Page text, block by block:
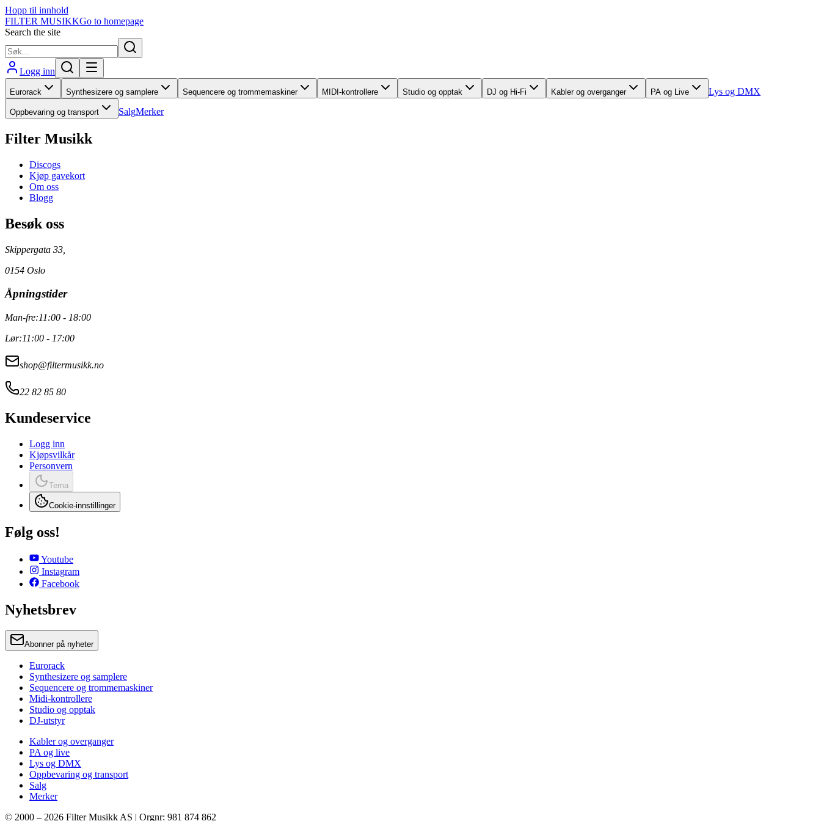
Hopp til innhold
FILTER MUSIKKGo to homepage
Search the site
Logg inn
Eurorack Synthesizere og samplere Sequencere og trommemaskiner MIDI-kontrollere Studio og opptak DJ og Hi-Fi Kabler og overganger PA og Live Lys og DMX
Oppbevaring og transport SalgMerker
Filter Musikk
Discogs
Kjøp gavekort
Om oss
Blogg
Besøk oss
Skippergata 33,
0154 Oslo
Åpningstider
Man-fre:11:00 - 18:00
Lør:11:00 - 17:00
shop@filtermusikk.no
22 82 85 80
Kundeservice
Logg inn
Kjøpsvilkår
Personvern
Tema
Cookie-innstillinger
Følg oss!
Youtube
Instagram
Facebook
Nyhetsbrev
Abonner på nyheter
Eurorack
Synthesizere og samplere
Sequencere og trommemaskiner
Midi-kontrollere
Studio og opptak
DJ-utstyr
Kabler og overganger
PA og live
Lys og DMX
Oppbevaring og transport
Salg
Merker
© 2000 – 2026 Filter Musikk AS | Orgnr: 981 874 862